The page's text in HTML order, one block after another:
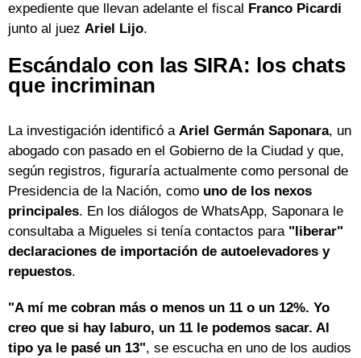
expediente que llevan adelante el fiscal Franco Picardi
junto al juez Ariel Lijo.
Escándalo con las SIRA: los chats
que incriminan
La investigación identificó a Ariel Germán Saponara, un
abogado con pasado en el Gobierno de la Ciudad y que,
según registros, figuraría actualmente como personal de
Presidencia de la Nación, como uno de los nexos
principales. En los diálogos de WhatsApp, Saponara le
consultaba a Migueles si tenía contactos para "liberar"
declaraciones de importación de autoelevadores y
repuestos.
"A mí me cobran más o menos un 11 o un 12%. Yo
creo que si hay laburo, un 11 le podemos sacar. Al
tipo ya le pasé un 13", se escucha en uno de los audios